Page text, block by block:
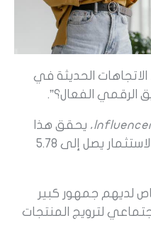
الاتجاهات الحديثة في
الرقمي الفعال؟”.
، يحقق هذا
النوع من التسويق عائدًا على الاستثمار يصل إلى 5.78
لديهم جمهور كبير
لترويج المنتجات